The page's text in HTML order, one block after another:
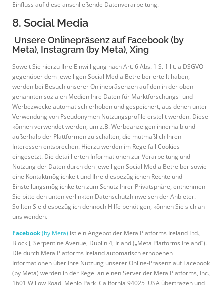
Einfluss auf diese anschließende Datenverarbeitung.
8. Social Media
Unsere Onlinepräsenz auf Facebook (by
Meta), Instagram (by Meta), Xing
Soweit Sie hierzu Ihre Einwilligung nach Art. 6 Abs. 1 S. 1 lit. a DSGVO
gegenüber dem jeweiligen Social Media Betreiber erteilt haben,
werden bei Besuch unserer Onlinepräsenzen auf den in der oben
genannten sozialen Medien Ihre Daten für Marktforschungs- und
Werbezwecke automatisch erhoben und gespeichert, aus denen unter
Verwendung von Pseudonymen Nutzungsprofile erstellt werden. Diese
können verwendet werden, um z.B. Werbeanzeigen innerhalb und
außerhalb der Plattformen zu schalten, die mutmaßlich Ihren
Interessen entsprechen. Hierzu werden im Regelfall Cookies
eingesetzt. Die detaillierten Informationen zur Verarbeitung und
Nutzung der Daten durch den jeweiligen Social Media Betreiber sowie
eine Kontaktmöglichkeit und Ihre diesbezüglichen Rechte und
Einstellungsmöglichkeiten zum Schutz Ihrer Privatsphäre, entnehmen
Sie bitte den unten verlinkten Datenschutzhinweisen der Anbieter.
Sollten Sie diesbezüglich dennoch Hilfe benötigen, können Sie sich an
uns wenden.
Facebook(by Meta) ist ein Angebot der Meta Platforms Ireland Ltd.,
Block J, Serpentine Avenue, Dublin 4, Irland („Meta Platforms Ireland“).
Die durch Meta Platforms Ireland automatisch erhobenen
Informationen über Ihre Nutzung unserer Online-Präsenz auf Facebook
(by Meta) werden in der Regel an einen Server der Meta Platforms, Inc.,
1601 Willow Road, Menlo Park, California 94025, USA übertragen und